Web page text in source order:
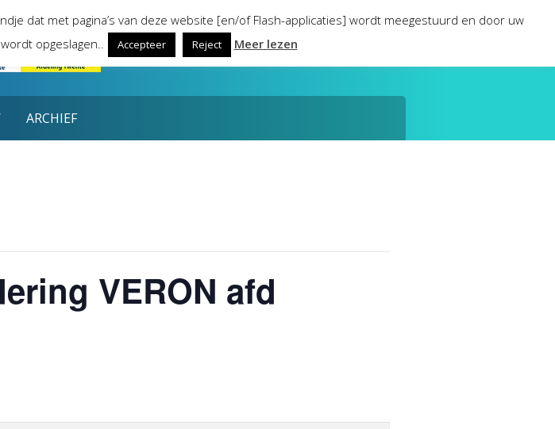
ARCHIEF
VERON afd
dat met pagina’s van deze website [en/of Flash-applicaties] wordt meegestuurd en door uw
opgeslagen..
Accepteer Reject Meer lezen